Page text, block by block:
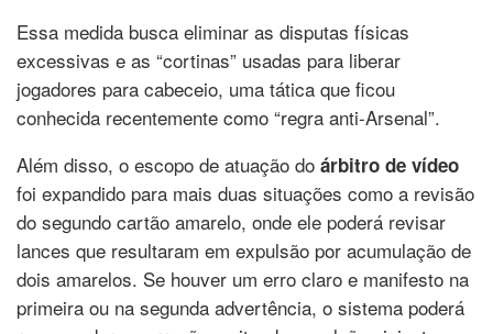
Essa medida busca eliminar as disputas físicas
excessivas e as “cortinas” usadas para liberar
jogadores para cabeceio, uma tática que ficou
conhecida recentemente como “regra anti-Arsenal”.
Além disso, o escopo de atuação do árbitro de vídeo
foi expandido para mais duas situações como a revisão
do segundo cartão amarelo, onde ele poderá revisar
lances que resultaram em expulsão por acumulação de
dois amarelos. Se houver um erro claro e manifesto na
primeira ou na segunda advertência, o sistema poderá